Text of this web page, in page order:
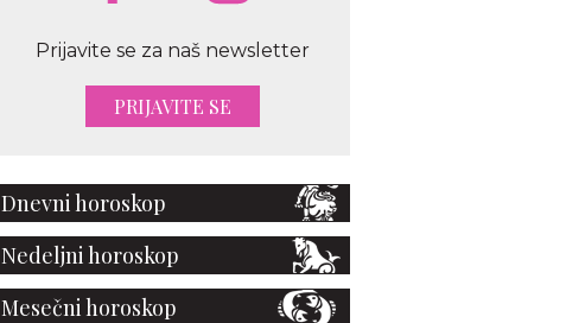
Prijavite se za naš newsletter
PRIJAVITE SE
Dnevni horoskop
Nedeljni horoskop
Mesečni horoskop